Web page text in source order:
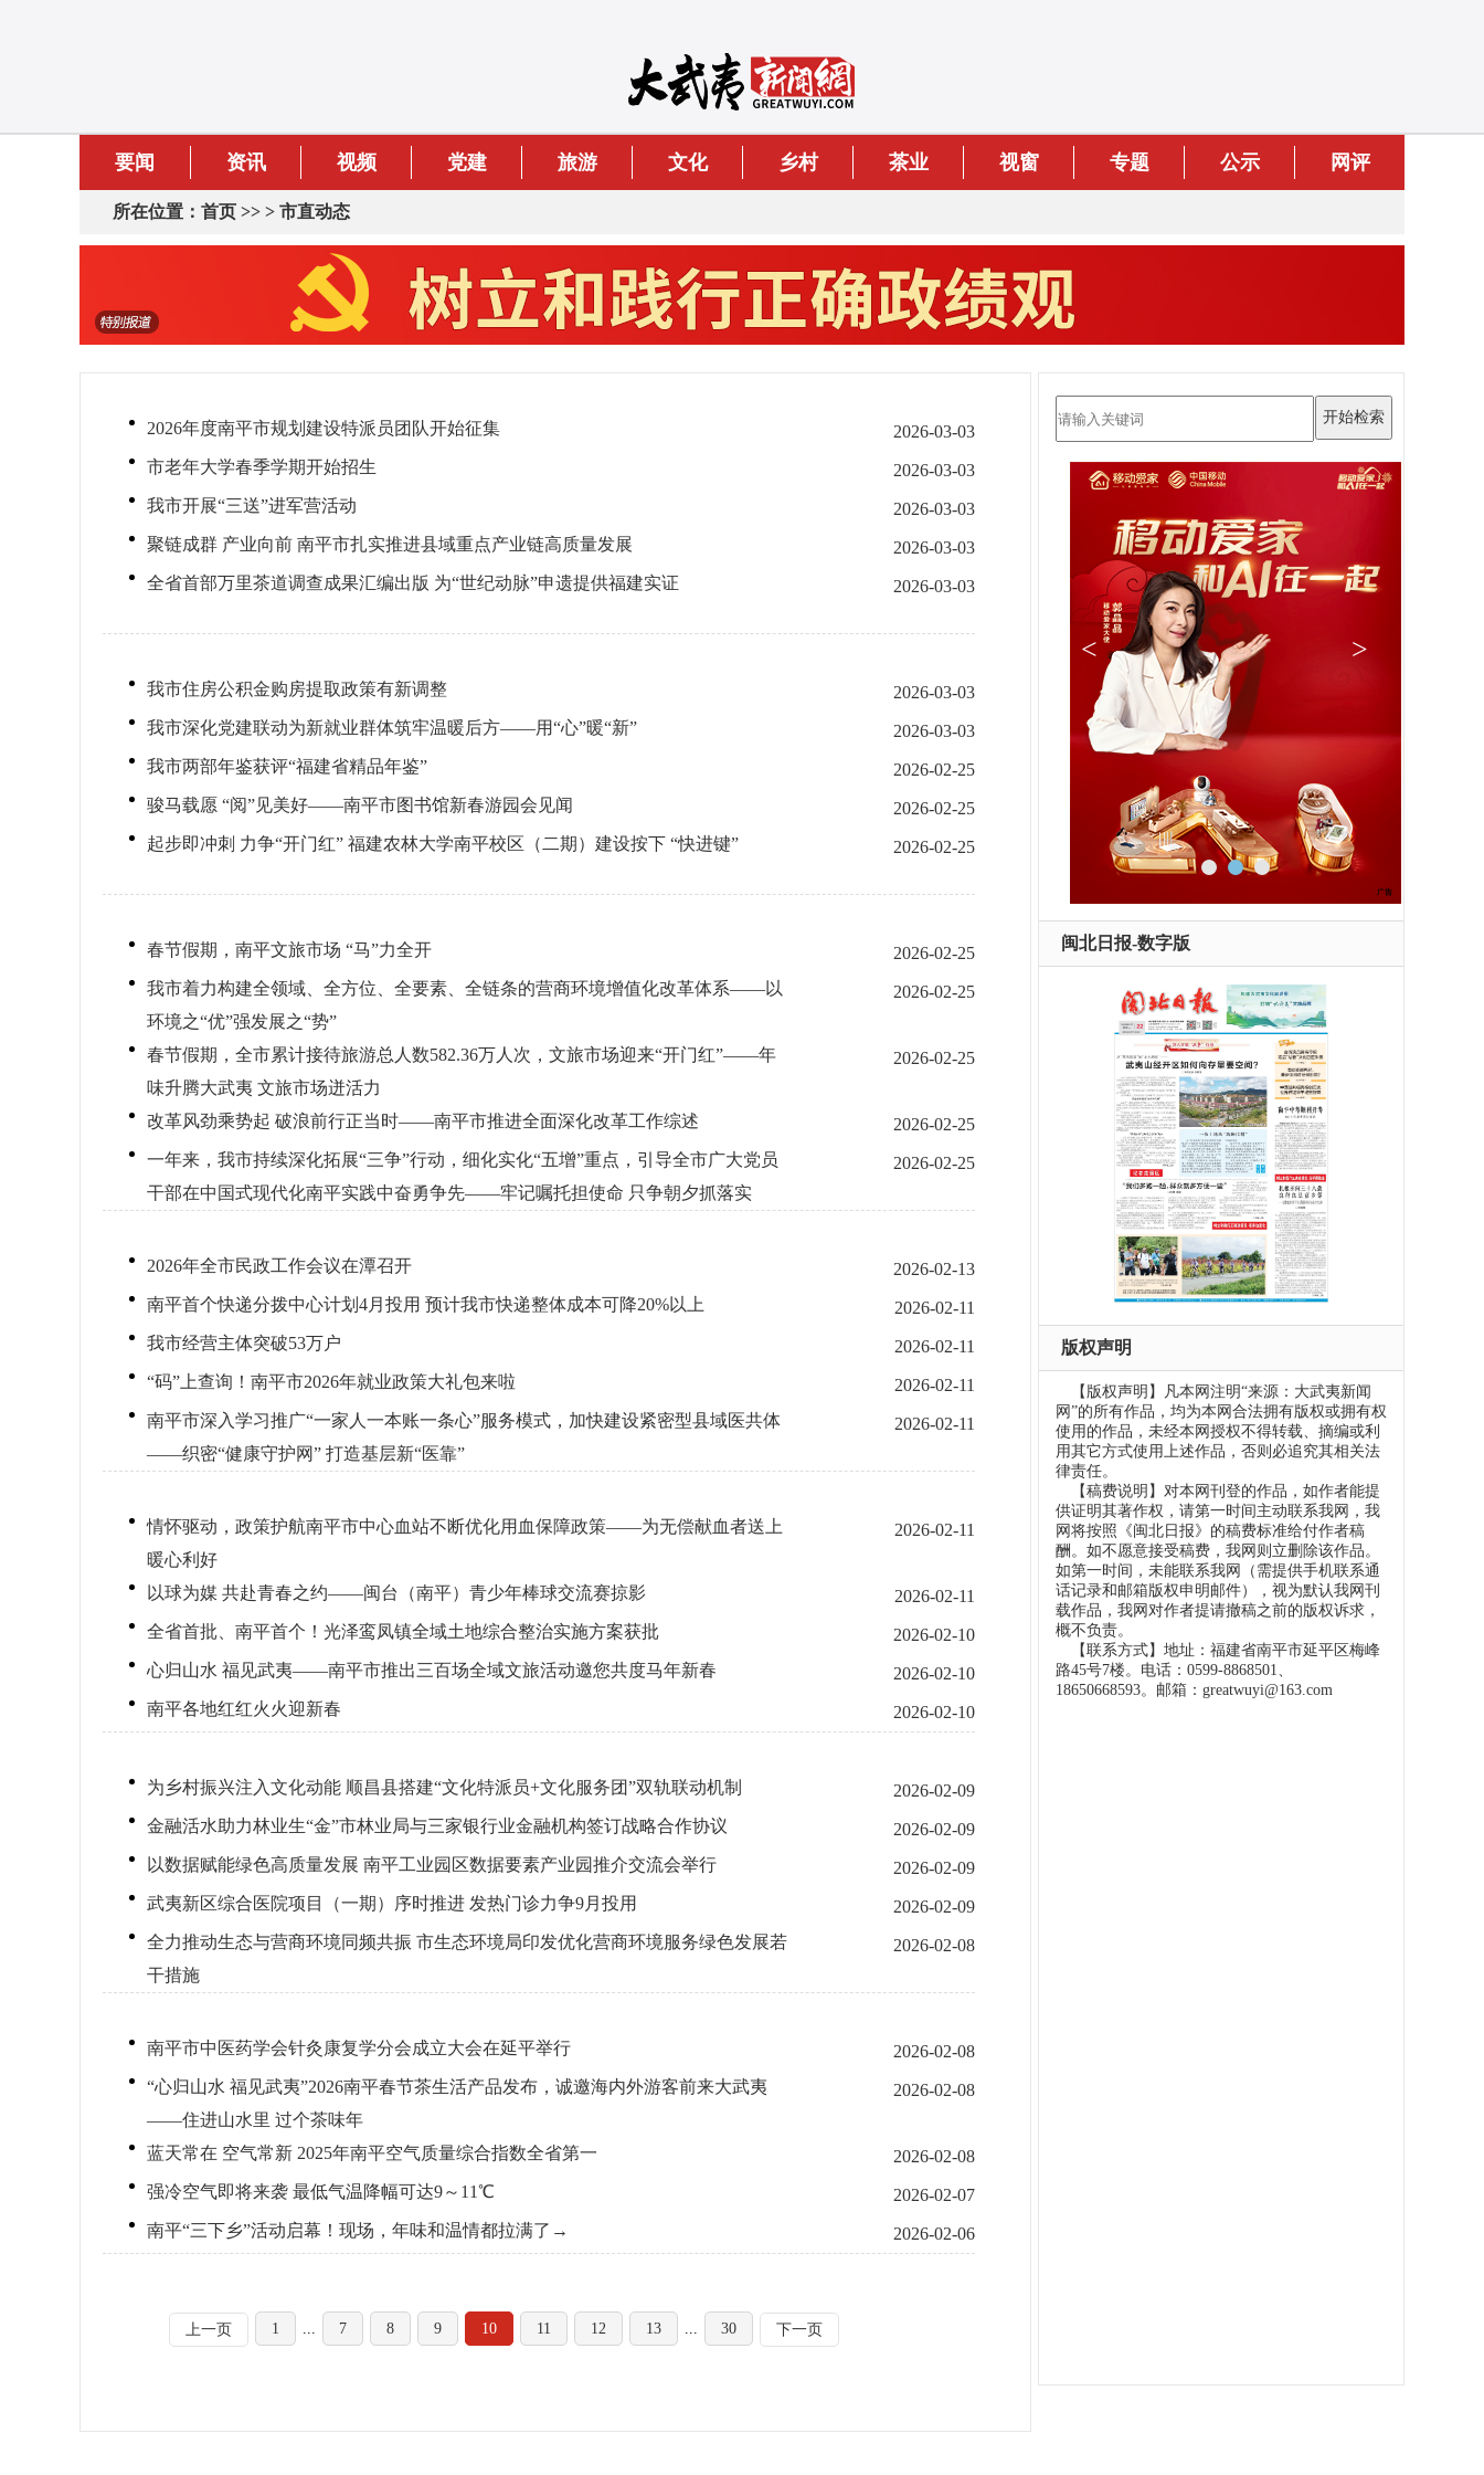
要闻 资讯 视频 党建 旅游 文化 乡村 茶业 视窗 专题 公示 网评
所在位置： 首页 >> > 市直动态
2026年度南平市规划建设特派员团队开始征集
2026-03-03
市老年大学春季学期开始招生
2026-03-03
我市开展“三送”进军营活动
2026-03-03
聚链成群 产业向前 南平市扎实推进县域重点产业链高质量发展
2026-03-03
全省首部万里茶道调查成果汇编出版 为“世纪动脉”申遗提供福建实证
2026-03-03
我市住房公积金购房提取政策有新调整
2026-03-03
我市深化党建联动为新就业群体筑牢温暖后方——用“心”暖“新”
2026-03-03
我市两部年鉴获评“福建省精品年鉴”
2026-02-25
骏马载愿 “阅”见美好——南平市图书馆新春游园会见闻
2026-02-25
起步即冲刺 力争“开门红” 福建农林大学南平校区（二期）建设按下 “快进键”
2026-02-25
春节假期，南平文旅市场 “马”力全开
2026-02-25
我市着力构建全领域、全方位、全要素、全链条的营商环境增值化改革体系——以
环境之“优”强发展之“势”
2026-02-25
春节假期，全市累计接待旅游总人数582.36万人次，文旅市场迎来“开门红”——年
味升腾大武夷 文旅市场迸活力
2026-02-25
改革风劲乘势起 破浪前行正当时——南平市推进全面深化改革工作综述
2026-02-25
一年来，我市持续深化拓展“三争”行动，细化实化“五增”重点，引导全市广大党员
干部在中国式现代化南平实践中奋勇争先——牢记嘱托担使命 只争朝夕抓落实
2026-02-25
2026年全市民政工作会议在潭召开
2026-02-13
南平首个快递分拨中心计划4月投用 预计我市快递整体成本可降20%以上
2026-02-11
我市经营主体突破53万户
2026-02-11
“码”上查询！南平市2026年就业政策大礼包来啦
2026-02-11
南平市深入学习推广“一家人一本账一条心”服务模式，加快建设紧密型县域医共体
——织密“健康守护网” 打造基层新“医靠”
2026-02-11
情怀驱动，政策护航南平市中心血站不断优化用血保障政策——为无偿献血者送上
暖心利好
2026-02-11
以球为媒 共赴青春之约——闽台（南平）青少年棒球交流赛掠影
2026-02-11
全省首批、南平首个！光泽鸾凤镇全域土地综合整治实施方案获批
2026-02-10
心归山水 福见武夷——南平市推出三百场全域文旅活动邀您共度马年新春
2026-02-10
南平各地红红火火迎新春
2026-02-10
为乡村振兴注入文化动能 顺昌县搭建“文化特派员+文化服务团”双轨联动机制
2026-02-09
金融活水助力林业生“金”市林业局与三家银行业金融机构签订战略合作协议
2026-02-09
以数据赋能绿色高质量发展 南平工业园区数据要素产业园推介交流会举行
2026-02-09
武夷新区综合医院项目（一期）序时推进 发热门诊力争9月投用
2026-02-09
全力推动生态与营商环境同频共振 市生态环境局印发优化营商环境服务绿色发展若
干措施
2026-02-08
南平市中医药学会针灸康复学分会成立大会在延平举行
2026-02-08
“心归山水 福见武夷”2026南平春节茶生活产品发布，诚邀海内外游客前来大武夷
——住进山水里 过个茶味年
2026-02-08
蓝天常在 空气常新 2025年南平空气质量综合指数全省第一
2026-02-08
强冷空气即将来袭 最低气温降幅可达9～11℃
2026-02-07
南平“三下乡”活动启幕！现场，年味和温情都拉满了→
2026-02-06
上一页 1 ... 7 8 9 10 11 12 13 ... 30 下一页
闽北日报-数字版
版权声明
【版权声明】凡本网注明“来源：大武夷新闻
网”的所有作品，均为本网合法拥有版权或拥有权
使用的作品，未经本网授权不得转载、摘编或利
用其它方式使用上述作品，否则必追究其相关法
律责任。
【稿费说明】对本网刊登的作品，如作者能提
供证明其著作权，请第一时间主动联系我网，我
网将按照《闽北日报》的稿费标准给付作者稿
酬。如不愿意接受稿费，我网则立删除该作品。
如第一时间，未能联系我网（需提供手机联系通
话记录和邮箱版权申明邮件），视为默认我网刊
载作品，我网对作者提请撤稿之前的版权诉求，
概不负责。
【联系方式】地址：福建省南平市延平区梅峰
路45号7楼。电话：0599-8868501、
18650668593。邮箱：greatwuyi@163.com